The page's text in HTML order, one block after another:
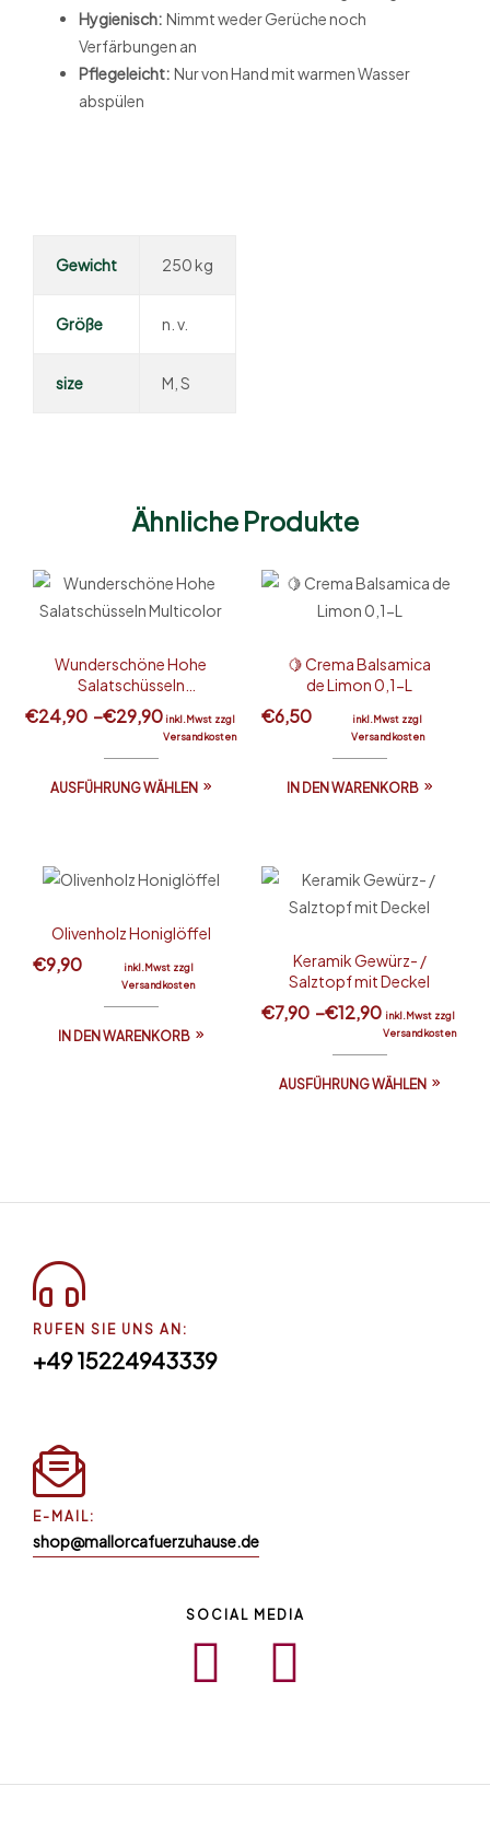
Hygienisch: Nimmt weder Gerüche noch
Verfärbungen an
Pflegeleicht: Nur von Hand mit warmen Wasser
abspülen
Gewicht 250 kg
Größe n. v.
size M, S
Ähnliche Produkte
Wunderschöne Hohe
Salatschüsseln
Multicolor
€24,90 –€29,90 inkl.Mwst zzgl
Versandkosten
AUSFÜHRUNG WÄHLEN
🍋 Crema Balsamica
de Limon 0,1-L
€6,50
inkl.Mwst zzgl
Versandkosten
IN DEN WARENKORB
Olivenholz Honiglöffel
€9,90
inkl.Mwst zzgl
Versandkosten
IN DEN WARENKORB
Keramik Gewürz- /
Salztopf mit Deckel
€7,90 –€12,90 inkl.Mwst zzgl
Versandkosten
AUSFÜHRUNG WÄHLEN
RUFEN SIE UNS AN:
+49 15224943339
E-MAIL:
shop@mallorcafuerzuhause.de
SOCIAL MEDIA